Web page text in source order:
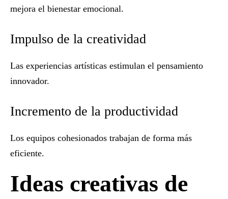
mejora el bienestar emocional.
Impulso de la creatividad
Las experiencias artísticas estimulan el pensamiento
innovador.
Incremento de la productividad
Los equipos cohesionados trabajan de forma más
eficiente.
Ideas creativas de